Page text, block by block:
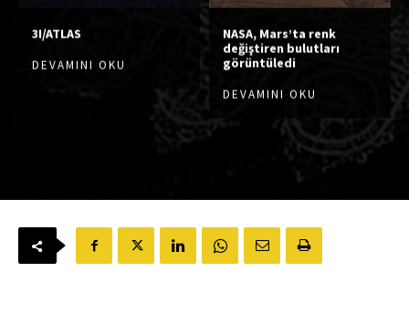
3I/ATLAS
DEVAMINI OKU
NASA, Mars’ta renk
değiştiren bulutları
görüntüledi
DEVAMINI OKU